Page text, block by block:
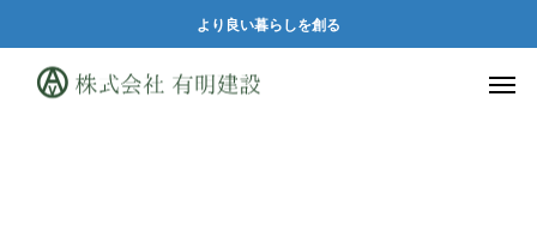
より良い暮らしを創る